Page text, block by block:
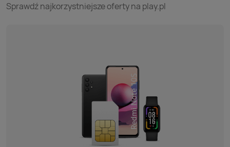
Sprawdź najkorzystniejsze oferty na play.pl